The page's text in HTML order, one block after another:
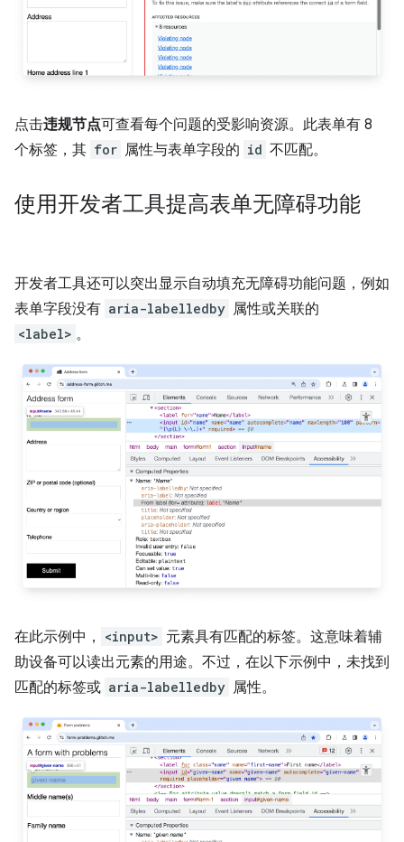
点击违规节点可查看每个问题的受影响资源。此表单有 8
个标签，其 for 属性与表单字段的 id 不匹配。
使用开发者工具提高表单无障碍功能
开发者工具还可以突出显示自动填充无障碍功能问题，例如
表单字段没有 aria-labelledby 属性或关联的
<label> 。
在此示例中， <input> 元素具有匹配的标签。这意味着辅
助设备可以读出元素的用途。不过，在以下示例中，未找到
匹配的标签或 aria-labelledby 属性。